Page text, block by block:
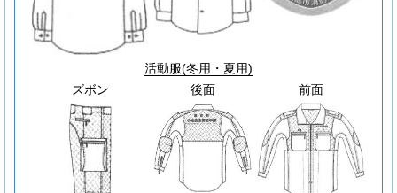
活動服(冬用・夏用)
ズボン
後面 前面